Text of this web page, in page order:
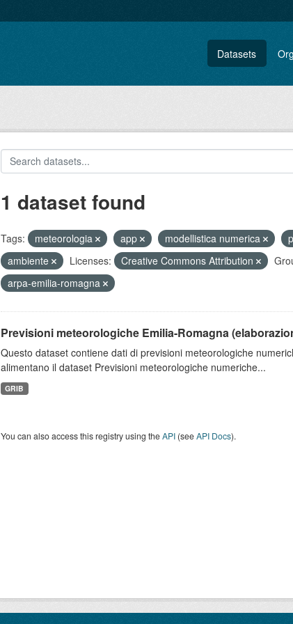
Datasets
1 dataset found
Tags: meteorologia app modellistica numerica
ambiente
Licenses: Creative Commons Attribution
arpa-emilia-romagna
Previsioni meteorologiche Emilia-Romagna
Questo dataset contiene dati di previsioni meteorologiche
alimentano il dataset Previsioni meteorologiche numeriche...
GRIB
You can also access this registry using theAPI(seeAPI Docs).